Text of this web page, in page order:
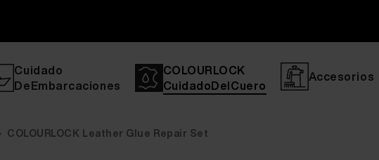
Cuidado
DeEmbarcaciones
COLOURLOCK
CuidadoDelCuero
Accesorios
COLOURLOCK Leather Glue Repair Set